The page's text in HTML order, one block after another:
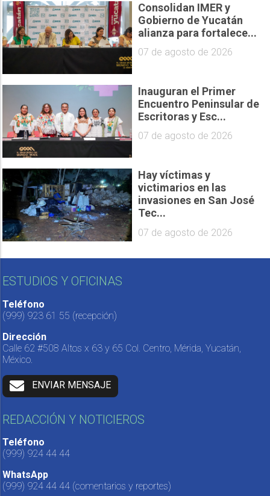
Consolidan IMER y
Gobierno de Yucatán
alianza para fortalece...
07 de agosto de 2026
Inauguran el Primer
Encuentro Peninsular de
Escritoras y Esc...
07 de agosto de 2026
Hay víctimas y
victimarios en las
invasiones en San José
Tec...
07 de agosto de 2026
ESTUDIOS Y OFICINAS
Teléfono
(999) 923 61 55 (recepción)
Dirección
Calle 62 #508 Altos x 63 y 65 Col. Centro, Mérida, Yucatán,
México.
ENVIAR MENSAJE
REDACCIÓN Y NOTICIEROS
Teléfono
(999) 924 44 44
WhatsApp
(999) 924 44 44 (comentarios y reportes)